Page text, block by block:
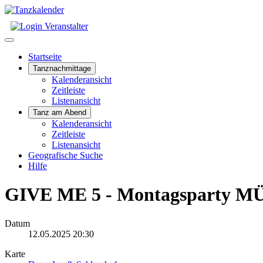
Startseite
Tanznachmittage
Kalenderansicht
Zeitleiste
Listenansicht
Tanz am Abend
Kalenderansicht
Zeitleiste
Listenansicht
Geografische Suche
Hilfe
GIVE ME 5 - Montagsparty
Datum
12.05.2025 20:30
Karte